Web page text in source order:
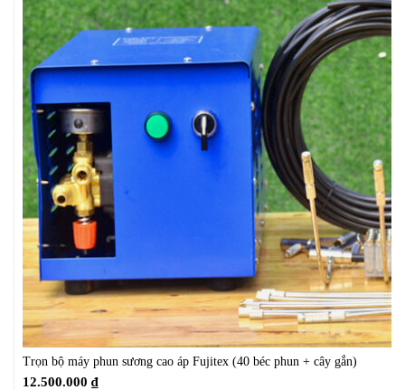
Trọn bộ máy phun sương cao áp Fujitex (40 béc phun + cây gắn)
12.500.000 ₫